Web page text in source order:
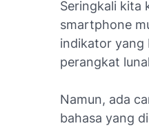
Seringkali kita
smartphone
indikator yang
perangkat
Namun, ada
bahasa yang